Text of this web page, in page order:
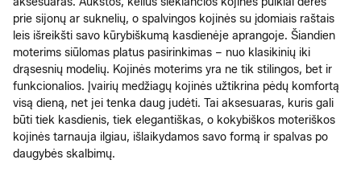
prie sijonų ar suknelių, o spalvingos kojinės su įdomiais raštais
leis išreikšti savo kūrybiškumą kasdienėje aprangoje. Šiandien
moterims siūlomas platus pasirinkimas – nuo klasikinių iki
drąsesnių modelių. Kojinės moterims yra ne tik stilingos, bet ir
funkcionalios. Įvairių medžiagų kojinės užtikrina pėdų komfortą
visą dieną, net jei tenka daug judėti. Tai aksesuaras, kuris gali
būti tiek kasdienis, tiek elegantiškas, o kokybiškos moteriškos
kojinės tarnauja ilgiau, išlaikydamos savo formą ir spalvas po
daugybės skalbimų.